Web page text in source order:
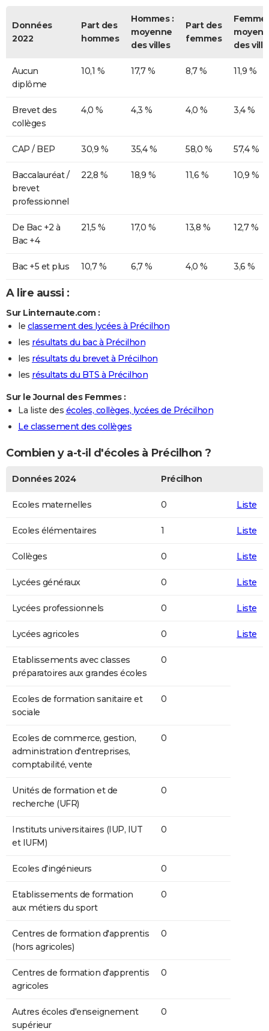
Données
2022
Part des
hommes
Hommes :
moyenne
des villes
Part des
femmes
des
Aucun
diplôme
10,1 % 17,7 % 8,7 % 11,9 %
Brevet des
collèges
4,0 % 4,3 % 4,0 % 3,4 %
CAP / BEP 30,9 % 35,4 % 58,0 % 57,4 %
Baccalauréat /
brevet
professionnel
22,8 % 18,9 % 11,6 % 10,9 %
De Bac +2 à
Bac +4
21,5 % 17,0 % 13,8 % 12,7 %
Bac +5 et plus 10,7 % 6,7 % 4,0 % 3,6 %
A lire aussi :
Sur Linternaute.com :
le classement des lycées à Précilhon
les résultats du bac à Précilhon
les résultats du brevet à Précilhon
les résultats du BTS à Précilhon
Sur le Journal des Femmes :
La liste des écoles, collèges, lycées de Précilhon
Le classement des collèges
Combien y a-t-il d'écoles à Précilhon ?
Données 2024 Précilhon
Ecoles maternelles 0 Liste
Ecoles élémentaires 1 Liste
Collèges 0 Liste
Lycées généraux 0 Liste
Lycées professionnels 0 Liste
Lycées agricoles 0 Liste
Etablissements avec classes
préparatoires aux grandes écoles
0
Ecoles de formation sanitaire et
sociale
0
Ecoles de commerce, gestion,
administration d'entreprises,
comptabilité, vente
0
Unités de formation et de
recherche (UFR)
0
Instituts universitaires (IUP, IUT
et IUFM)
0
Ecoles d'ingénieurs 0
Etablissements de formation
aux métiers du sport
0
Centres de formation d'apprentis
(hors agricoles)
0
Centres de formation d'apprentis
agricoles
0
Autres écoles d'enseignement
supérieur
0